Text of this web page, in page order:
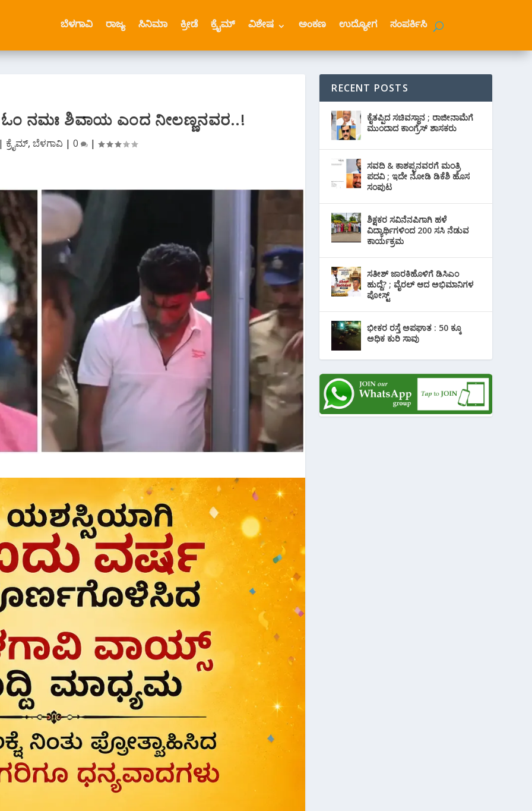
ಬೆಳಗಾವಿ ರಾಜ್ಯ ಸಿನಿಮಾ ಕ್ರೀಡೆ ಕ್ರೈಮ್ ವಿಶೇಷ ಅಂಕಣ ಉದ್ಯೋಗ ಸಂಪರ್ಕಿಸಿ
ಓಂ ನಮಃ ಶಿವಾಯ ಎಂದ ನೀಲಣ್ಣನವರ..!
| ಕ್ರೈಮ್,ಬೆಳಗಾವಿ |0 |
RECENT POSTS
ಕೈತಪ್ಪಿದ ಸಚಿವಸ್ಥಾನ ; ರಾಜೀನಾಮೆಗೆ
ಮುಂದಾದ ಕಾಂಗ್ರೆಸ್ ‌ಶಾಸಕರು
ಸವದಿ & ಕಾಶಪ್ಪನವರಗೆ ಮಂತ್ರಿ
ಪದವಿ ; ಇದೇ ನೋಡಿ‌ ಡಿಕೆಶಿ ಹೊಸ
ಸಂಪುಟ
ಶಿಕ್ಷಕರ ಸವಿನೆನಪಿಗಾಗಿ ಹಳೆ
ವಿದ್ಯಾರ್ಥಿಗಳಿಂದ 200 ಸಸಿ ನೆಡುವ
ಕಾರ್ಯಕ್ರಮ
ಸತೀಶ್ ಜಾರಕಿಹೊಳಿಗೆ ಡಿಸಿಎಂ
ಹುದ್ದೆ? ; ವೈರಲ್ ಆದ ಅಭಿಮಾನಿಗಳ
ಪೋಸ್ಟ್
ಭೀಕರ ರಸ್ತೆ ಅಪಘಾತ : 50 ಕ್ಕೂ
ಅಧಿಕ ಕುರಿ ಸಾವು